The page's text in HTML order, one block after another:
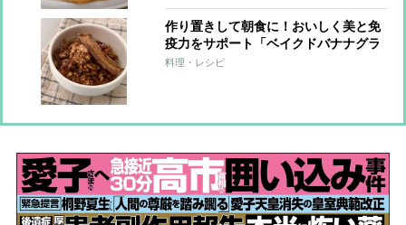
作り置きして朝食に！おいしく美と免
疫力をサポート「ベイクドバナナグラ
ノーラ」【市橋有里の美レシピ】
料理・レシピ